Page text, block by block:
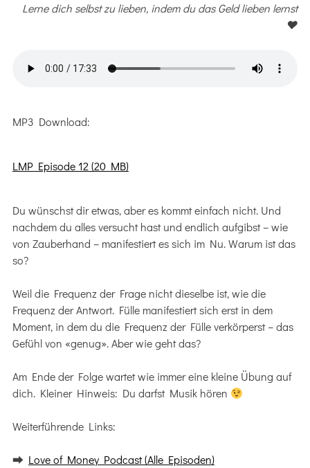
Lerne dich selbst zu lieben, indem du das Geld lieben lernst
♥️
MP3 Download:
LMP Episode 12 (20 MB)
Du wünschst dir etwas, aber es kommt einfach nicht. Und
nachdem du alles versucht hast und endlich aufgibst – wie
von Zauberhand – manifestiert es sich im Nu. Warum ist das
so?
Weil die Frequenz der Frage nicht dieselbe ist, wie die
Frequenz der Antwort. Fülle manifestiert sich erst in dem
Moment, in dem du die Frequenz der Fülle verkörperst – das
Gefühl von «genug». Aber wie geht das?
Am Ende der Folge wartet wie immer eine kleine Übung auf
dich. Kleiner Hinweis: Du darfst Musik hören
Weiterführende Links:
⮕ Love of Money Podcast (Alle Episoden)